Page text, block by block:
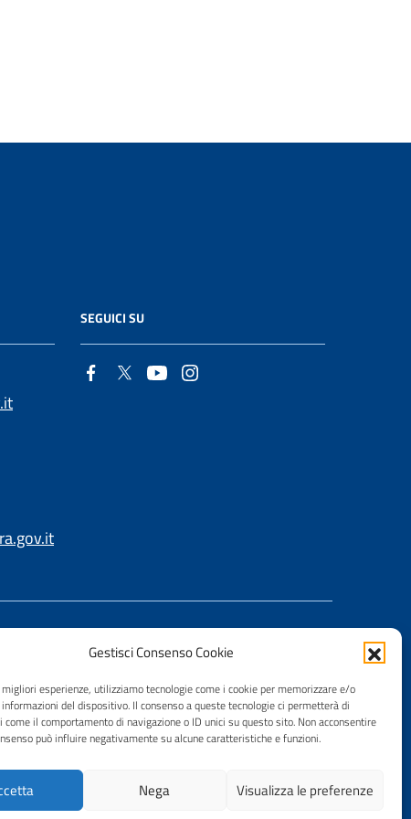
Gestisci Consenso Cookie
esperienze, utilizziamo tecnologie come i cookie per memorizzare e/o
del dispositivo. Il consenso a queste tecnologie ci permetterà di
come il comportamento di navigazione o ID unici su questo sito. Non acconsentire
può influire negativamente su alcune caratteristiche e funzioni.
Nega Visualizza le preferenze
SEGUICI SU